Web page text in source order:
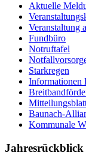
Aktuelle
Veranstaltung
Fundbüro
Notruftafel
Starkregen
Informationen
Baunach-
Kommunale